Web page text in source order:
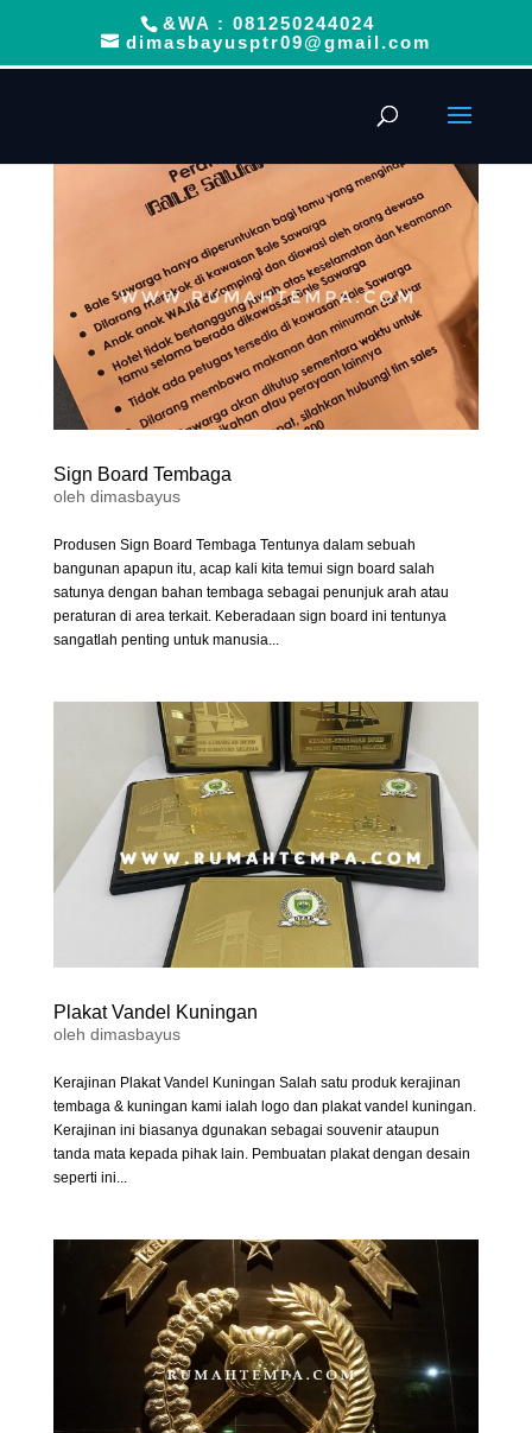
&WA : 081250244024
dimasbayusptr09@gmail.com
Sign Board Tembaga
oleh dimasbayus
Produsen Sign Board Tembaga Tentunya dalam sebuah
bangunan apapun itu, acap kali kita temui sign board salah
satunya dengan bahan tembaga sebagai penunjuk arah atau
peraturan di area terkait. Keberadaan sign board ini tentunya
sangatlah penting untuk manusia...
Plakat Vandel Kuningan
oleh dimasbayus
Kerajinan Plakat Vandel Kuningan Salah satu produk kerajinan
tembaga & kuningan kami ialah logo dan plakat vandel kuningan.
Kerajinan ini biasanya dgunakan sebagai souvenir ataupun
tanda mata kepada pihak lain. Pembuatan plakat dengan desain
seperti ini...